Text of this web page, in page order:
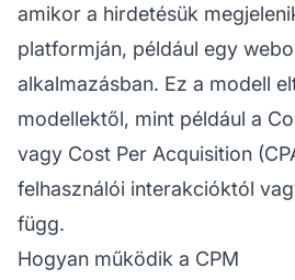
amikor a hirdetésük
platformján, például egy
alkalmazásban. Ez a modell
modellektől, mint például a
vagy Cost Per Acquisition
felhasználói interakcióktól
függ.
Hogyan működik a CPM